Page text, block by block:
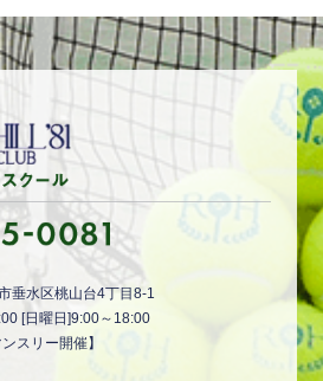
垂水区桃山台4丁目8-1
[日曜日]9:00～18:00
スリー開催】